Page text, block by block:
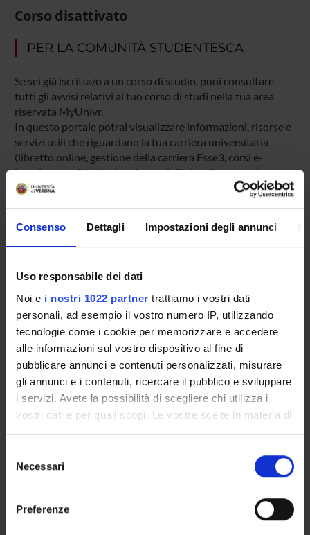
Consenso Dettagli Impostazioni degli annunci
Uso responsabile dei dati
Noi e i nostri 1022 partner trattiamo i vostri dati
personali, ad esempio il vostro numero IP, utilizzando
tecnologie come i cookie per memorizzare e accedere
alle informazioni sul vostro dispositivo al fine di
pubblicare annunci e contenuti personalizzati, misurare
gli annunci e i contenuti, ricercare il pubblico e sviluppare
i servizi. Avete la possibilità di scegliere chi utilizza i
vostri dati e per quali scopi. Le vostre scelte in materia di
privacy sono applicabili solo su questa proprietà digitale
modificare o revocare il proprio consenso in qualsiasi
momento dalla Dichiarazione sui cookie o facendo clic
delNecessari
Preferenze
Corso disattivato
PER LA COMUNITÀ STUDENTESCA
Se sei già iscritta/o a un corso di studio, puoi consultare
tutti gli avvisi relativi al tuo corso di studi nella tua area
riservata MyUnivr.
In questo portale potrai visualizzare informazioni, risorse e
servizi utili che riguardano la tua carriera universitaria
(libretto online, gestione della carriera Esse3, corsi e-
learning, email istituzionale, modulistica di segreteria,
procedure amministrative, ecc.).
della tua segreteria via mail e anche tramite l'app Univr.
Presentazione
Come iscriversi
Piani didattici
Insegnamenti
Bacheca avvisi
Organi collegiali e di governo
OFFERTA FORMATIVA